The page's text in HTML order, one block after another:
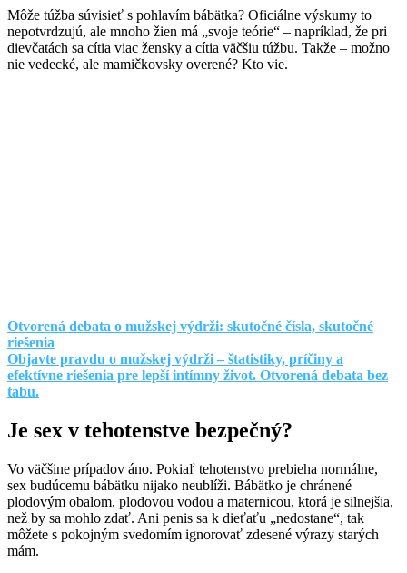
Môže túžba súvisieť s pohlavím bábätka? Oficiálne výskumy to
nepotvrdzujú, ale mnoho žien má „svoje teórie“ – napríklad, že pri
dievčatách sa cítia viac žensky a cítia väčšiu túžbu. Takže – možno
nie vedecké, ale mamičkovsky overené? Kto vie.
Otvorená debata o mužskej výdrži: skutočné čísla, skutočné
riešenia
Objavte pravdu o mužskej výdrži – štatistiky, príčiny a
efektívne riešenia pre lepší intímny život. Otvorená debata bez
tabu.
Je sex v tehotenstve bezpečný?
Vo väčšine prípadov áno. Pokiaľ tehotenstvo prebieha normálne,
sex budúcemu bábätku nijako neublíži. Bábätko je chránené
plodovým obalom, plodovou vodou a maternicou, ktorá je silnejšia,
než by sa mohlo zdať. Ani penis sa k dieťaťu „nedostane“, tak
môžete s pokojným svedomím ignorovať zdesené výrazy starých
mám.